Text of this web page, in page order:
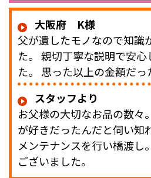
大阪府 K様
父が遺したモノなので知識
た。 親切丁寧な説明で安
た。 思った以上の金額だっ
スタッフより
お父様の大切なお品の数々
が好きだったんだと伺い知
メンテナンスを行い橋渡し
ございました。